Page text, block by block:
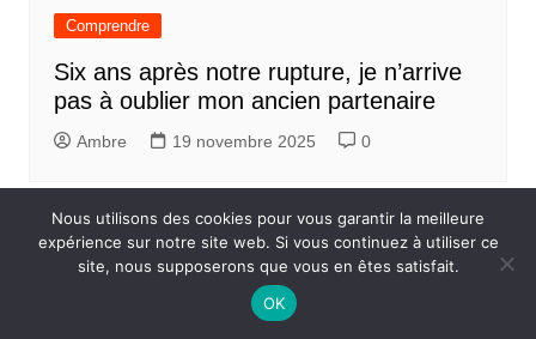
Comprendre
Six ans après notre rupture, je n’arrive
pas à oublier mon ancien partenaire
Ambre 19 novembre 2025 0
Nous utilisons des cookies pour vous garantir la meilleure
expérience sur notre site web. Si vous continuez à utiliser ce
site, nous supposerons que vous en êtes satisfait.
OK